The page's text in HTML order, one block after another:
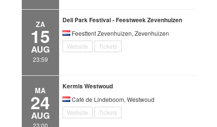
ZA
15
AUG
23:59
Deli Park Festival - Feestweek Zevenhuizen
Feesttent Zevenhuizen, Zevenhuizen
Website
Tickets
MA
24
AUG
23:00
Kermis Westwoud
Café de Lindeboom, Westwoud
Website
Tickets